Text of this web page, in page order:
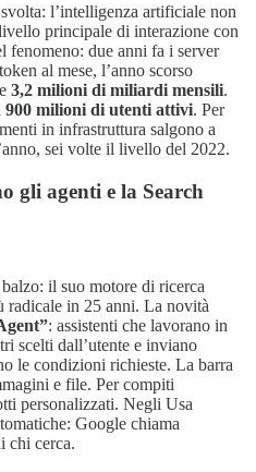
l’intelligenza artificiale non
principale di interazione con
fenomeno: due anni fa i server
al mese, l’anno scorso
3,2 milioni di miliardi mensili.
900 milioni di utenti attivi. Per
in infrastruttura salgono a
sei volte il livello del 2022.
gli agenti e la Search
il suo motore di ricerca
radicale in 25 anni. La novità
: assistenti che lavorano in
scelti dall’utente e inviano
le condizioni richieste. La barra
e file. Per compiti
personalizzati. Negli Usa
Google chiama
chi cerca.